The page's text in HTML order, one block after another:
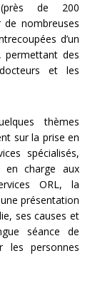
(près de 200
nombreuses
d’un
permettant des
et les
thèmes
sur la prise en
spécialisés,
en charge aux
ORL, la
présentation
ses causes et
séance de
les personnes